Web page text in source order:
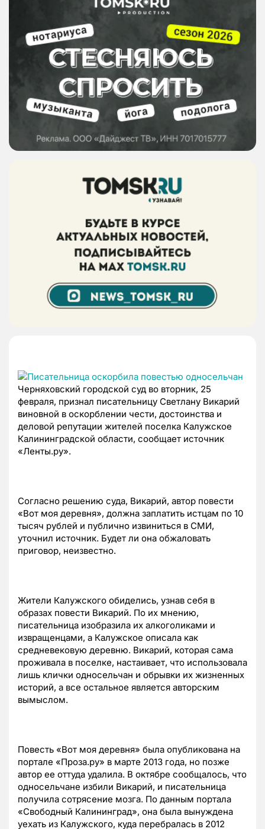
Черняховский городской суд во вторник, 25
февраля, признал писательницу Светлану Викарий
виновной в оскорблении чести, достоинства и
деловой репутации жителей поселка Калужское
Калининградской области, сообщает источник
«Ленты.ру».
Согласно решению суда, Викарий, автор повести
«Вот моя деревня», должна заплатить истцам по 10
тысяч рублей и публично извиниться в СМИ,
уточнил источник. Будет ли она обжаловать
приговор, неизвестно.
Жители Калужского обиделись, узнав себя в
образах повести Викарий. По их мнению,
писательница изобразила их алкоголиками и
извращенцами, а Калужское описала как
средневековую деревню. Викарий, которая сама
проживала в поселке, настаивает, что использовала
лишь клички односельчан и обрывки их жизненных
историй, а все остальное является авторским
вымыслом.
Повесть «Вот моя деревня» была опубликована на
портале «Проза.ру» в марте 2013 года, но позже
автор ее оттуда удалила. В октябре сообщалось, что
односельчане избили Викарий, и писательница
получила сотрясение мозга. По данным портала
«Свободный Калининград», она была вынуждена
уехать из Калужского, куда перебралась в 2012